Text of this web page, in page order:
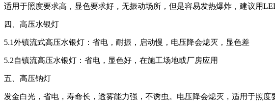
适用于照度要求高，显色要求好，无振动场所，但是容易发热爆炸，建议用
四、高压水银灯
5.1外镇流式高压水银灯：省电，耐振，启动慢，电压降会熄灭，显色差
5.2自镇流高压水银灯：省电，显色好，在施工场地或厂房应用
五、高压钠灯
发金白光，省电，寿命长，透雾能力强，不诱虫。电压降会熄灭，适用于照